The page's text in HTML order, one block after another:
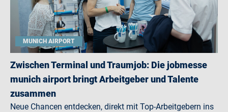
MUNICH AIRPORT
Zwischen Terminal und Traumjob: Die jobmesse
munich airport bringt Arbeitgeber und Talente
zusammen
Neue Chancen entdecken, direkt mit Top-Arbeitgebern ins